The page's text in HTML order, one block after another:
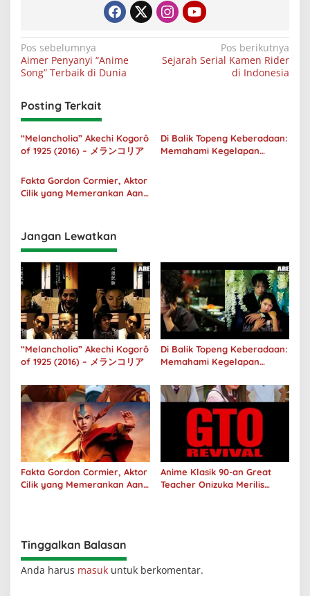
Navigasi
pos
Pos sebelumnya
Aimer Penyanyi “Anime
Song” Terbaik di Dunia
Pos berikutnya
Sejarah Serial Kamen Rider
di Indonesia
Posting Terkait
“Melancholia” Akechi Kogorô
of 1925 (2016) – メランコリア
Di Balik Topeng Keberadaan:
Memahami Kegelapan
Fakta Gordon Cormier, Aktor
Cilik yang Memerankan Aang
Jangan Lewatkan
“Melancholia” Akechi Kogorô
of 1925 (2016) – メランコリア
Di Balik Topeng Keberadaan:
Memahami Kegelapan
Human
Fakta Gordon Cormier, Aktor
Cilik yang Memerankan Aang
Anime Klasik 90-an Great
Teacher Onizuka Merilis
Tinggalkan Balasan
Anda harus masuk untuk berkomentar.